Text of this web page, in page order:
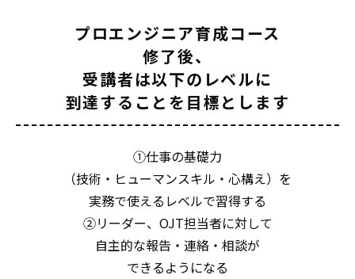
プロエンジニア育成コース
修了後、
受講者は以下のレベルに
到達することを目標とします
①仕事の基礎力
（技術・ヒューマンスキル・心構え）を
実務で使えるレベルで習得する
②リーダー、OJT担当者に対して
自主的な報告・連絡・相談が
できるようになる